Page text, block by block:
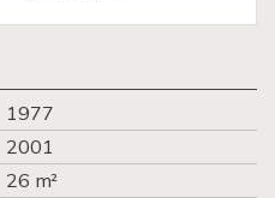
1977
2001
26 m²